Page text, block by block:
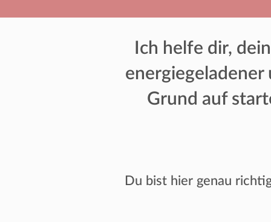
Ich helfe dir,
Grund auf
Du bist hier genau